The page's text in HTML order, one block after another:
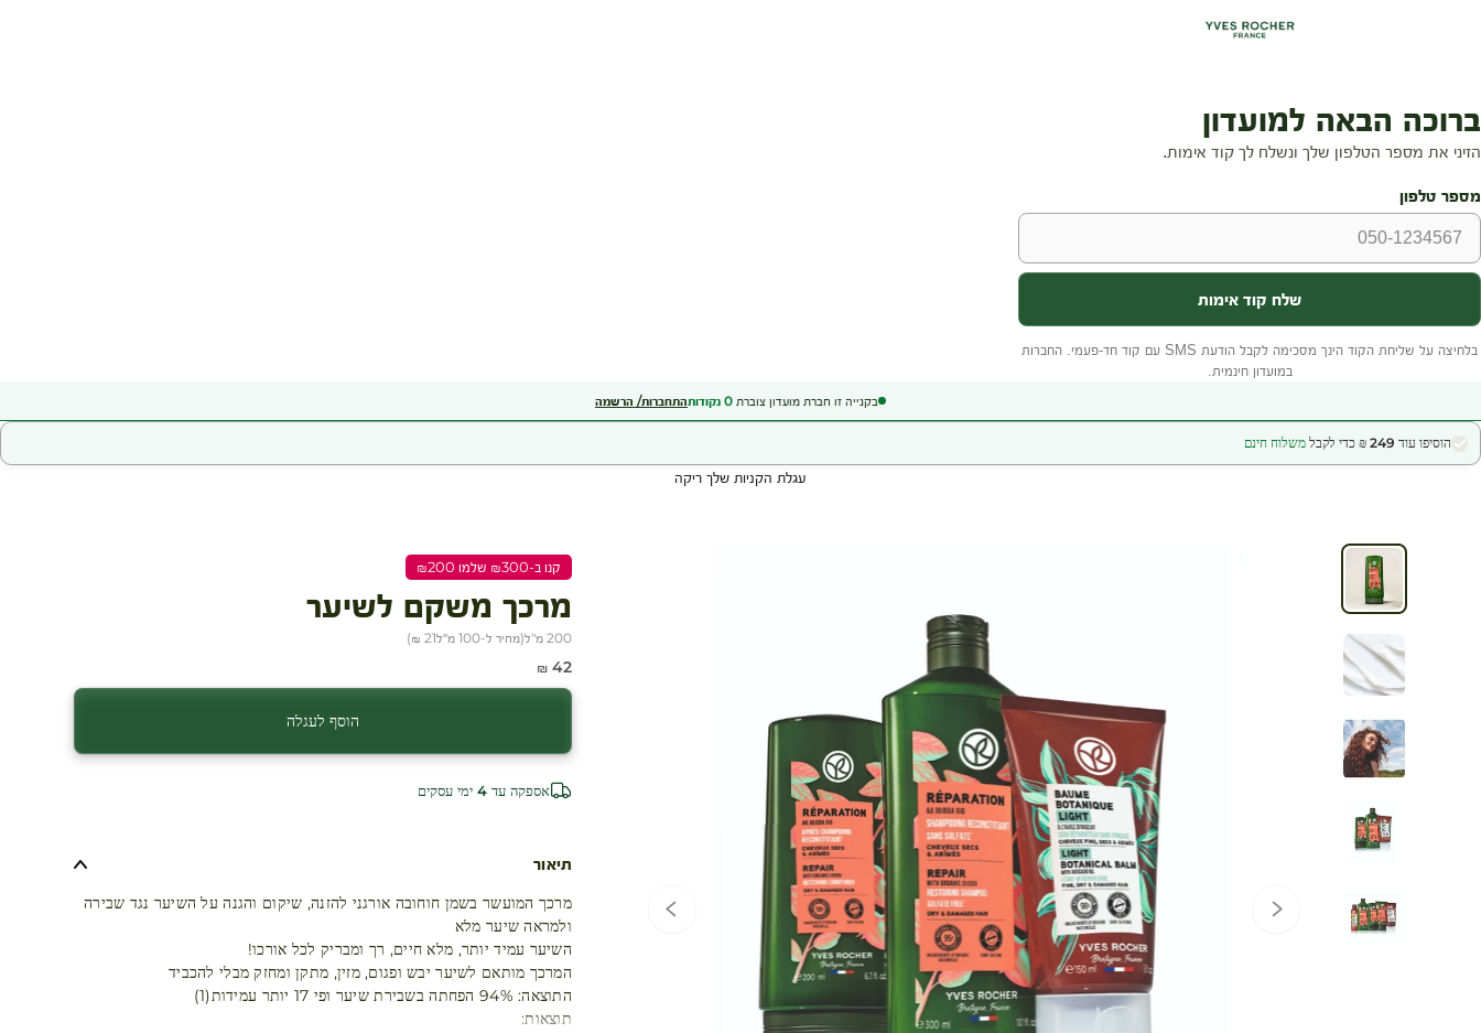
בקנייה זו חברת מועדון צוברת 0 נקודותהתחברות/ הרשמה
הוסיפו עוד 249 ₪ כדי לקבל משלוח חינם
עגלת הקניות שלך ריקה
קנו ב-₪300 שלמו ₪200
מרכך משקם לשיער
200 מ"ל (מחיר ל-100 מ״ל 21 ₪
)
מחיר מבצע
42 ₪
הוסף לעגלה
אספקה עד 4 ימי עסקים
תיאור
מרכך המועשר בשמן חוחובה אורגני להזנה, שיקום והגנה על השיער נגד שבירה
ולמראה שיער מלא
השיער עמיד יותר, מלא חיים, רך ומבריק לכל אורכו!
המרכך מותאם לשיער יבש ופגום, מזין, מתקן ומחזק מבלי להכביד
התוצאה: 94% הפחתה בשבירת שיער ופי 17 יותר עמידות(1)
תוצאות: